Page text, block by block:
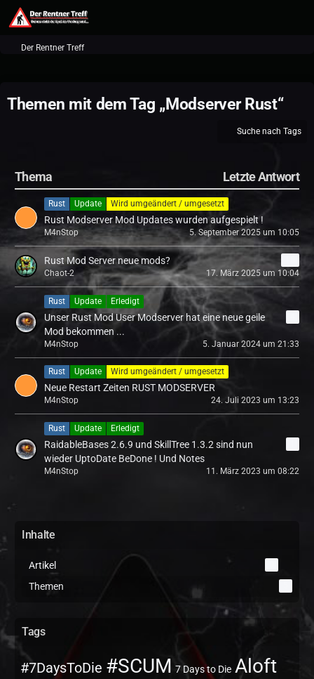
Der Rentner Treff
Themen mit dem Tag „Modserver Rust“
Suche nach Tags
Thema Letzte Antwort
Rust Update Wird umgeändert / umgesetzt
Rust Modserver Mod Updates wurden aufgespielt !
M4nStop 5. September 2025 um 10:05
Rust Mod Server neue mods?
Chaot-2
17. März 2025 um 10:04
Rust Update Erledigt
Unser Rust Mod User Modserver hat eine neue geile
Mod bekommen ...
M4nStop 5. Januar 2024 um 21:33
Rust Update Wird umgeändert / umgesetzt
Neue Restart Zeiten RUST MODSERVER
M4nStop 24. Juli 2023 um 13:23
Rust Update Erledigt
RaidableBases 2.6.9​ und SkillTree 1.3.2​ sind nun
wieder UptoDate BeDone ! Und Notes
M4nStop 11. März 2023 um 08:22
Inhalte
Artikel
Themen
Tags
#7DaysToDie #SCUM 7 Days to Die Aloft